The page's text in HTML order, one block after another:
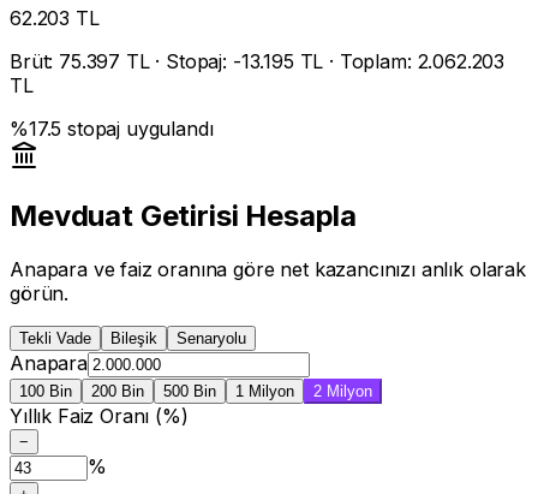
62.203 TL
Brüt: 75.397 TL · Stopaj: -13.195 TL · Toplam: 2.062.203
TL
%17.5 stopaj uygulandı
Mevduat Getirisi Hesapla
Anapara ve faiz oranına göre net kazancınızı anlık olarak
görün.
Tekli Vade Bileşik Senaryolu
Anapara
100 Bin 200 Bin 500 Bin 1 Milyon 2 Milyon
Yıllık Faiz Oranı (%)
−
%